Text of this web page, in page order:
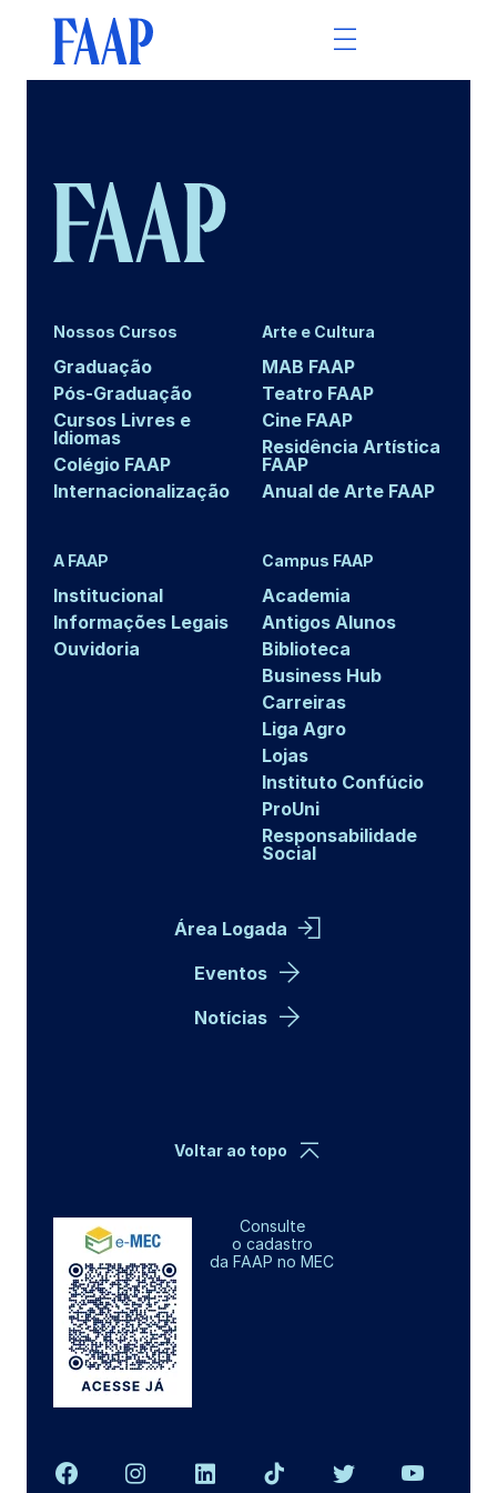
Nossos Cursos
Graduação
Pós-Graduação
Cursos Livres e
Idiomas
Colégio FAAP
Internacionalização
Arte e Cultura
MAB FAAP
Teatro FAAP
Cine FAAP
Residência Artística
FAAP
Anual de Arte FAAP
A FAAP
Institucional
Informações Legais
Ouvidoria
Campus FAAP
Academia
Antigos Alunos
Biblioteca
Business Hub
Carreiras
Liga Agro
Lojas
Instituto Confúcio
ProUni
Responsabilidade
Social
Área Logada
Eventos
Notícias
Consulte
o cadastro
da FAAP no MEC
Voltar ao topo